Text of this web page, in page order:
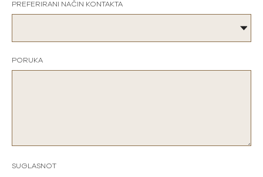
PREFERIRANI NAČIN KONTAKTA
PORUKA
SUGLASNOT